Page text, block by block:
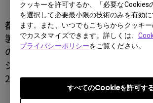
クッキーを許可するか、「必要なCookies
を選択して必要最小限の技術のみを有効
ます。また、いつでもこちらからクッキ
でカスタマイズできます。詳しくは、
プライバシーポリシーをご覧ください。
すべてのCookieを許可す
ベンキュージャパン株式会
都港区、以下BenQ）は、プロジ
製品として、3,600ルーメンの高
の高ネイティブコントラスト比
ジネス用途のDLPプロジェクター
2月27日より発売します。